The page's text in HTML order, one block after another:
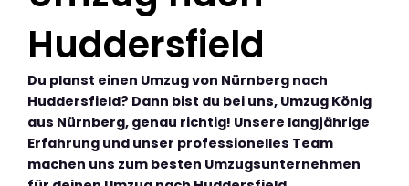
Huddersfield
Du planst einen Umzug von Nürnberg nach
Huddersfield? Dann bist du bei uns, Umzug König
aus Nürnberg, genau richtig! Unsere langjährige
Erfahrung und unser professionelles Team
machen uns zum besten Umzugsunternehmen